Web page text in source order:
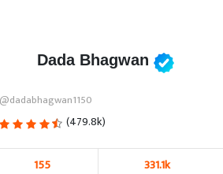
Dada Bhagwan
@dadabhagwan1150
(479.8k)
155 331.1k